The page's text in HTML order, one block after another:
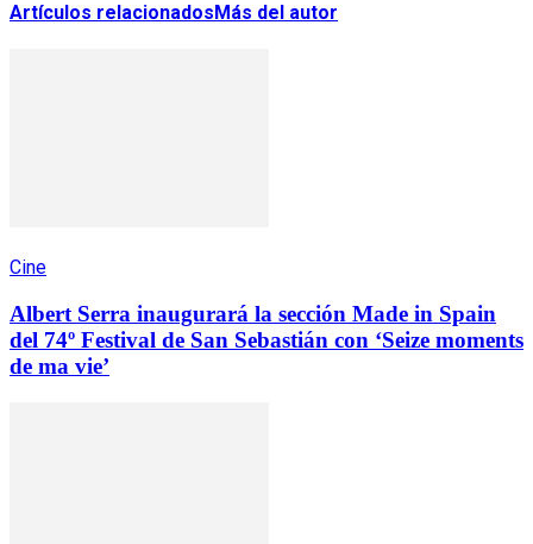
Artículos relacionadosMás del autor
Cine
Albert Serra inaugurará la sección Made in Spain
del 74º Festival de San Sebastián con ‘Seize moments
de ma vie’